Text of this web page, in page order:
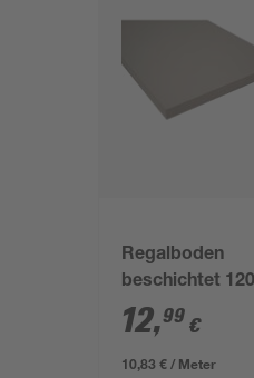
Regalboden
beschichtet
400 x 16 mm
12,99 €
10,83 € / Meter